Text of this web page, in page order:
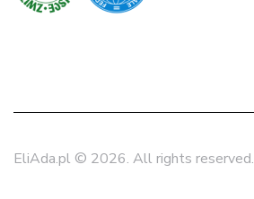
EliAda.pl © 2026. All rights reserved.